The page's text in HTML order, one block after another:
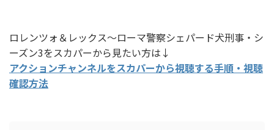
ロレンツォ＆レックス～ローマ警察シェパード犬刑事・シ
ーズン3をスカパーから見たい方は↓
アクションチャンネルをスカパーから視聴する手順・視聴
確認方法